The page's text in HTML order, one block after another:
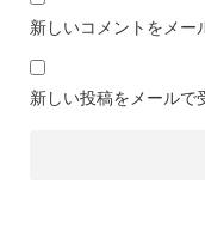
新しいコメントをメー
新しい投稿をメールで